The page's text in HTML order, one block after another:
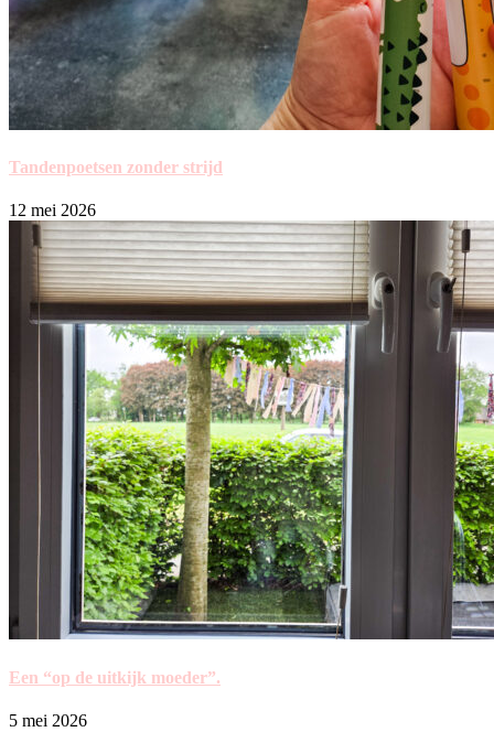
Tandenpoetsen zonder strijd
12 mei 2026
Een “op de uitkijk moeder”.
5 mei 2026